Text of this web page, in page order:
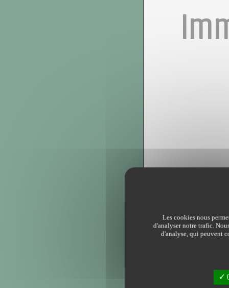
Les cookies nous
d'analyser notre trafic.
d'analyse, qui peuvent